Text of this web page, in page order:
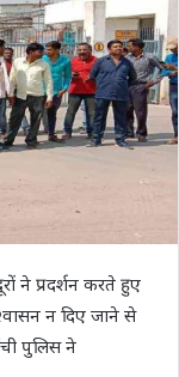
ने प्रदर्शन करते हुए
न दिए जाने से
पुलिस ने